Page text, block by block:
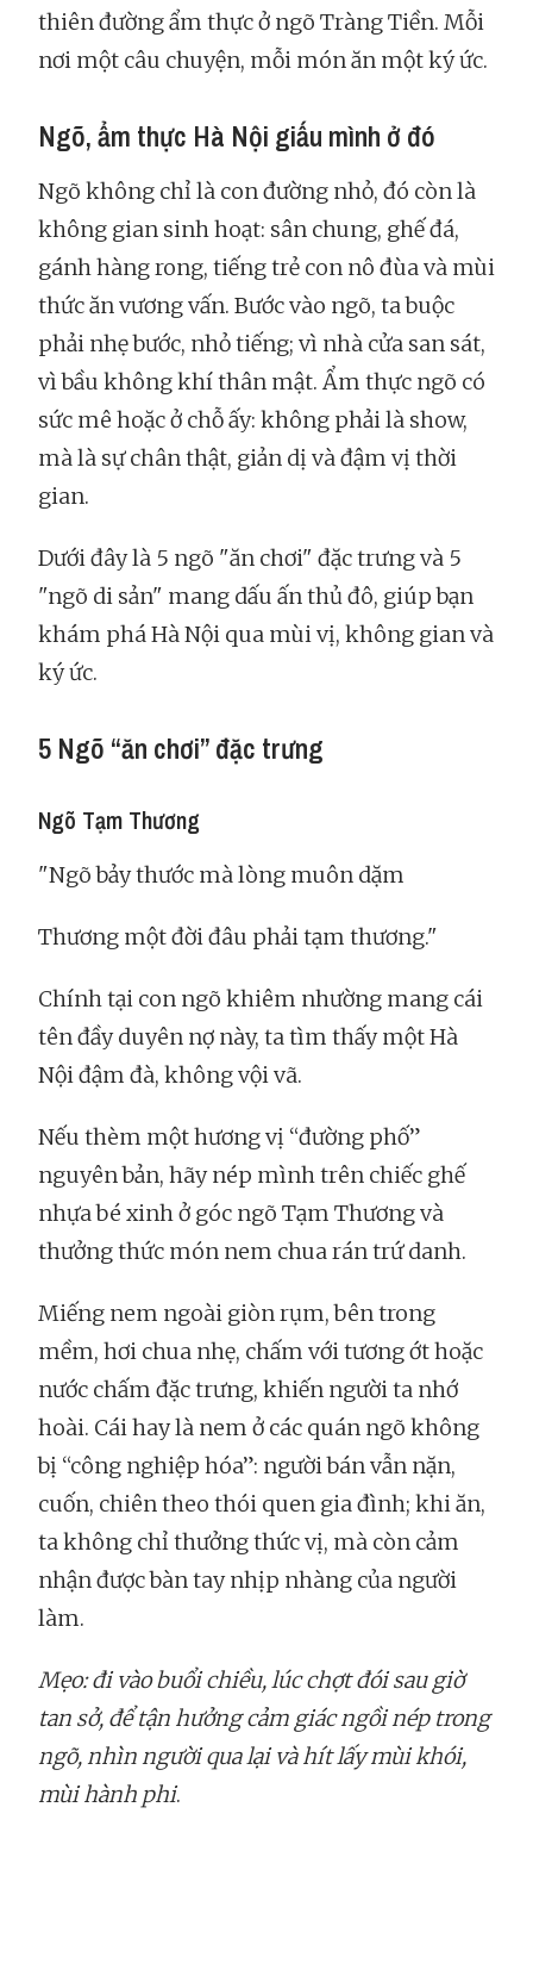
thiên đường ẩm thực ở ngõ Tràng Tiền. Mỗi
nơi một câu chuyện, mỗi món ăn một ký ức.
Ngõ, ẩm thực Hà Nội giấu mình ở đó
Ngõ không chỉ là con đường nhỏ, đó còn là
không gian sinh hoạt: sân chung, ghế đá,
gánh hàng rong, tiếng trẻ con nô đùa và mùi
thức ăn vương vấn. Bước vào ngõ, ta buộc
phải nhẹ bước, nhỏ tiếng; vì nhà cửa san sát,
vì bầu không khí thân mật. Ẩm thực ngõ có
sức mê hoặc ở chỗ ấy: không phải là show,
mà là sự chân thật, giản dị và đậm vị thời
gian.
Dưới đây là 5 ngõ "ăn chơi" đặc trưng và 5
"ngõ di sản" mang dấu ấn thủ đô, giúp bạn
khám phá Hà Nội qua mùi vị, không gian và
ký ức.
5 Ngõ “ăn chơi” đặc trưng
Ngõ Tạm Thương
"Ngõ bảy thước mà lòng muôn dặm
Thương một đời đâu phải tạm thương."
Chính tại con ngõ khiêm nhường mang cái
tên đầy duyên nợ này, ta tìm thấy một Hà
Nội đậm đà, không vội vã.
Nếu thèm một hương vị “đường phố”
nguyên bản, hãy nép mình trên chiếc ghế
nhựa bé xinh ở góc ngõ Tạm Thương và
thưởng thức món nem chua rán trứ danh.
Miếng nem ngoài giòn rụm, bên trong
mềm, hơi chua nhẹ, chấm với tương ớt hoặc
nước chấm đặc trưng, khiến người ta nhớ
hoài. Cái hay là nem ở các quán ngõ không
bị “công nghiệp hóa”: người bán vẫn nặn,
cuốn, chiên theo thói quen gia đình; khi ăn,
ta không chỉ thưởng thức vị, mà còn cảm
nhận được bàn tay nhịp nhàng của người
làm.
Mẹo: đi vào buổi chiều, lúc chợt đói sau giờ
tan sở, để tận hưởng cảm giác ngồi nép trong
ngõ, nhìn người qua lại và hít lấy mùi khói,
mùi hành phi.